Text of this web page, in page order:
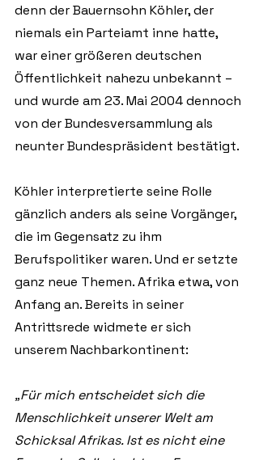
denn der Bauernsohn Köhler, der
niemals ein Parteiamt inne hatte,
war einer größeren deutschen
Öffentlichkeit nahezu unbekannt –
und wurde am 23. Mai 2004 dennoch
von der Bundesversammlung als
neunter Bundespräsident bestätigt.
Köhler interpretierte seine Rolle
gänzlich anders als seine Vorgänger,
die im Gegensatz zu ihm
Berufspolitiker waren. Und er setzte
ganz neue Themen. Afrika etwa, von
Anfang an. Bereits in seiner
Antrittsrede widmete er sich
unserem Nachbarkontinent:
„Für mich entscheidet sich die
Menschlichkeit unserer Welt am
Schicksal Afrikas. Ist es nicht eine